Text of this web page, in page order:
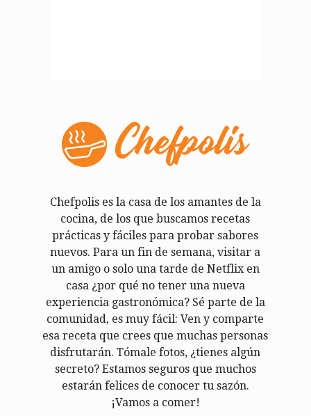
Chefpolis es la casa de los amantes de la
cocina, de los que buscamos recetas
prácticas y fáciles para probar sabores
nuevos. Para un fin de semana, visitar a
un amigo o solo una tarde de Netflix en
casa ¿por qué no tener una nueva
experiencia gastronómica? Sé parte de la
comunidad, es muy fácil: Ven y comparte
esa receta que crees que muchas personas
disfrutarán. Tómale fotos, ¿tienes algún
secreto? Estamos seguros que muchos
estarán felices de conocer tu sazón.
¡Vamos a comer!